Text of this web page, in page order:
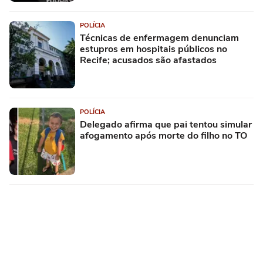
POLÍCIA
Técnicas de enfermagem denunciam
estupros em hospitais públicos no
Recife; acusados são afastados
POLÍCIA
Delegado afirma que pai tentou simular
afogamento após morte do filho no TO